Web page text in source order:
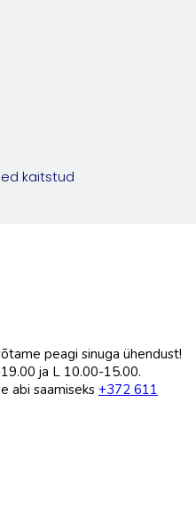
kaitstud
peagi sinuga ühendust!
ja L 10.00-15.00.
abi saamiseks +372 611